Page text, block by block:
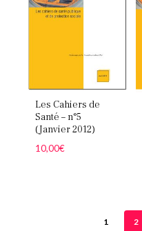
Les Cahiers de
Santé – n°5
(Janvier 2012)
10,00€
1 2